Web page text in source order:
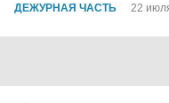
ДЕЖУРНАЯ ЧАСТЬ 22